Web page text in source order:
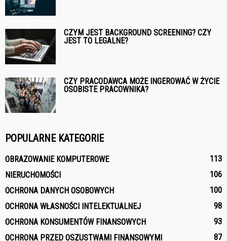
CZYM JEST BACKGROUND SCREENING? CZY
JEST TO LEGALNE?
CZY PRACODAWCA MOŻE INGEROWAĆ W ŻYCIE
OSOBISTE PRACOWNIKA?
POPULARNE KATEGORIE
OBRAZOWANIE KOMPUTEROWE
113
NIERUCHOMOŚCI
106
OCHRONA DANYCH OSOBOWYCH
100
OCHRONA WŁASNOŚCI INTELEKTUALNEJ
98
OCHRONA KONSUMENTÓW FINANSOWYCH
93
OCHRONA PRZED OSZUSTWAMI FINANSOWYMI
87